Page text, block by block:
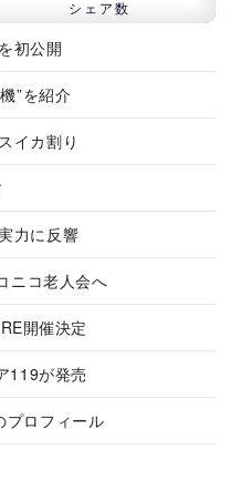
シェア数
初公開
”を紹介
イカ割り
力に反響
ニコ老人会へ
開催決定
119が発売
プロフィール